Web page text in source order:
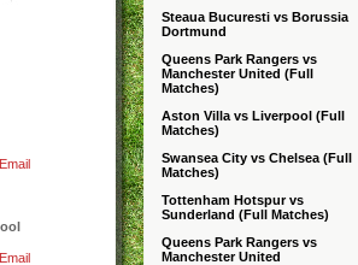
Steaua Bucuresti vs Borussia
Dortmund
Queens Park Rangers vs
Manchester United (Full
Matches)
Aston Villa vs Liverpool (Full
Matches)
Swansea City vs Chelsea (Full
Matches)
Tottenham Hotspur vs
Sunderland (Full Matches)
Queens Park Rangers vs
Manchester United